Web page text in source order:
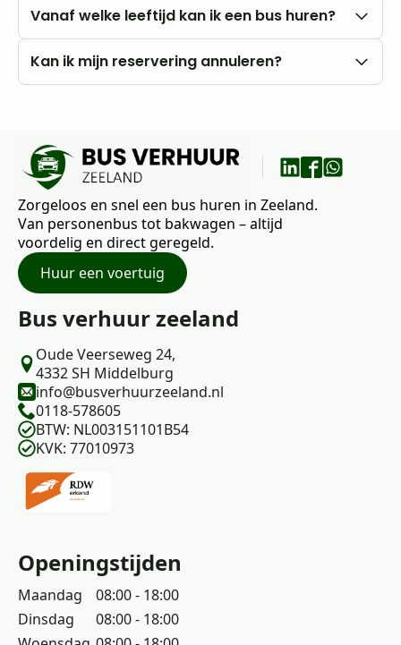
Onze prijzen zijn altijd inclusief btw en
eigen rekening.
Vanaf welke leeftijd kan ik een bus huren?
U kunt al vanaf 18 jaar bij ons huren, mits u in het
Kan ik mijn reservering annuleren?
ons te bespreken.
Zorgeloos en snel een bus huren in Zeeland.
Van personenbus tot bakwagen – altijd
voordelig en direct geregeld.
Huur een voertuig
Bus verhuur zeeland
Oude Veerseweg 24,
4332 SH Middelburg
info@busverhuurzeeland.nl
0118-578605
BTW: NL003151101B54
KVK: 77010973
Openingstijden
Maandag
Dinsdag
08:00 - 18:00
08:00 - 18:00